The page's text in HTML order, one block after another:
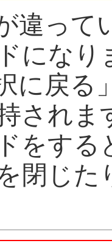
違って
になり
に戻る
されま
をする
閉じた